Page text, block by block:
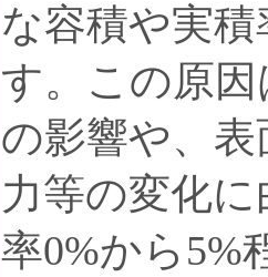
な容積や実
す。この原
の影響や、
力等の変化
率0%から5%